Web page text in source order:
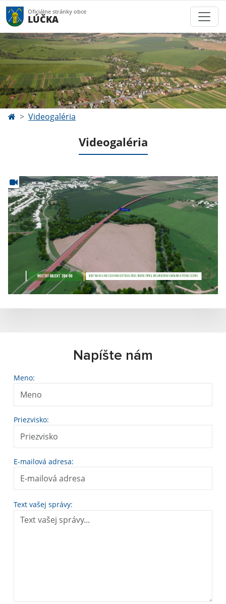
Oficiálne stránky obce
LÚČKA
Videogaléria
Videogaléria
Napíšte nám
Meno:
Priezvisko:
E-mailová adresa:
Text vašej správy: